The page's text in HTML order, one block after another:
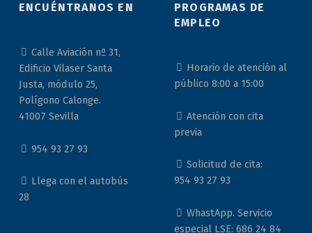
ENCUÉNTRANOS EN
Calle Aviación nº 31,
Edificio Vilaser Santa
Justa, módulo 25,
Polígono Calonge.
41007 Sevilla
954 93 27 93
Llega con el autobús
28
PROGRAMAS DE
EMPLEO
Horario de atención al
público 8:00 a 15:00
Atención con cita
previa
Solicitud de cita:
954 93 27 93
WhastApp. Servicio
especial LSE: 686 24 84